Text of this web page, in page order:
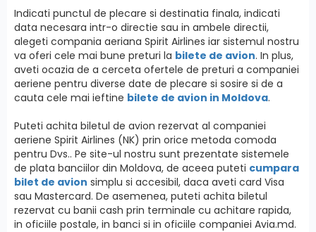
Indicati punctul de plecare si destinatia finala, indicati
data necesara intr-o directie sau in ambele directii,
alegeti compania aeriana Spirit Airlines iar sistemul nostru
va oferi cele mai bune preturi la bilete de avion. In plus,
aveti ocazia de a cerceta ofertele de preturi a companiei
aeriene pentru diverse date de plecare si sosire si de a
cauta cele mai ieftine bilete de avion in Moldova.
Puteti achita biletul de avion rezervat al companiei
aeriene Spirit Airlines (NK) prin orice metoda comoda
pentru Dvs.. Pe site-ul nostru sunt prezentate sistemele
de plata banciilor din Moldova, de aceea puteti cumpara
bilet de avion simplu si accesibil, daca aveti card Visa
sau Mastercard. De asemenea, puteti achita biletul
rezervat cu banii cash prin terminale cu achitare rapida,
in oficiile postale, in banci si in oficiile companiei Avia.md.